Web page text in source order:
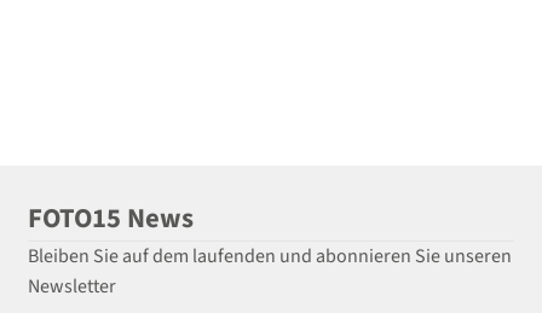
FOTO15 News
Bleiben Sie auf dem laufenden und abonnieren Sie unseren
Newsletter